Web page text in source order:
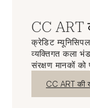
CC ART
क्रेडिट
व्यक्तिगत कला
संरक्षण मानकों
नई विंडो
CC ART की